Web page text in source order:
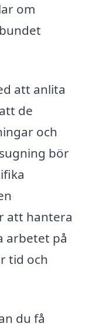
om
att anlita
de
och
bör
att hantera
arbetet på
tid och
du få